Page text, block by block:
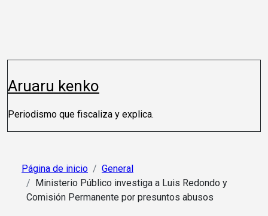
Aruaru kenko
Periodismo que fiscaliza y explica.
Página de inicio
General
Ministerio Público investiga a Luis Redondo y
Comisión Permanente por presuntos abusos